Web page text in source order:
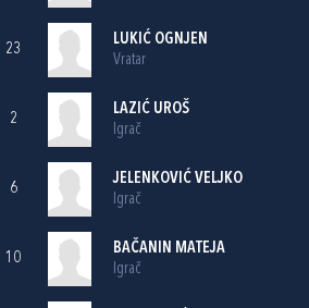
23
LUKIĆ OGNJEN
Vratar
2
LAZIĆ UROŠ
Igrač
6
JELENKOVIĆ VELJKO
Igrač
10
BAČANIN MATEJA
Igrač